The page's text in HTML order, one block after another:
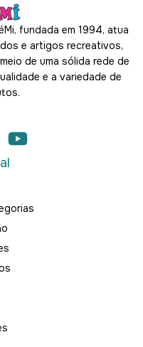
fundada em 1994, atua
e artigos recreativos,
de uma sólida rede de
e a variedade de